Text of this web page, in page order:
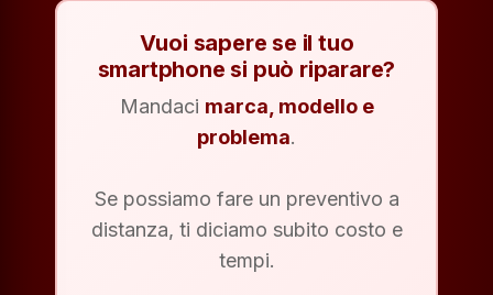
Vuoi sapere se il tuo
smartphone si può riparare?
Mandaci marca, modello e
problema.
Se possiamo fare un preventivo a
distanza, ti diciamo subito costo e
tempi.